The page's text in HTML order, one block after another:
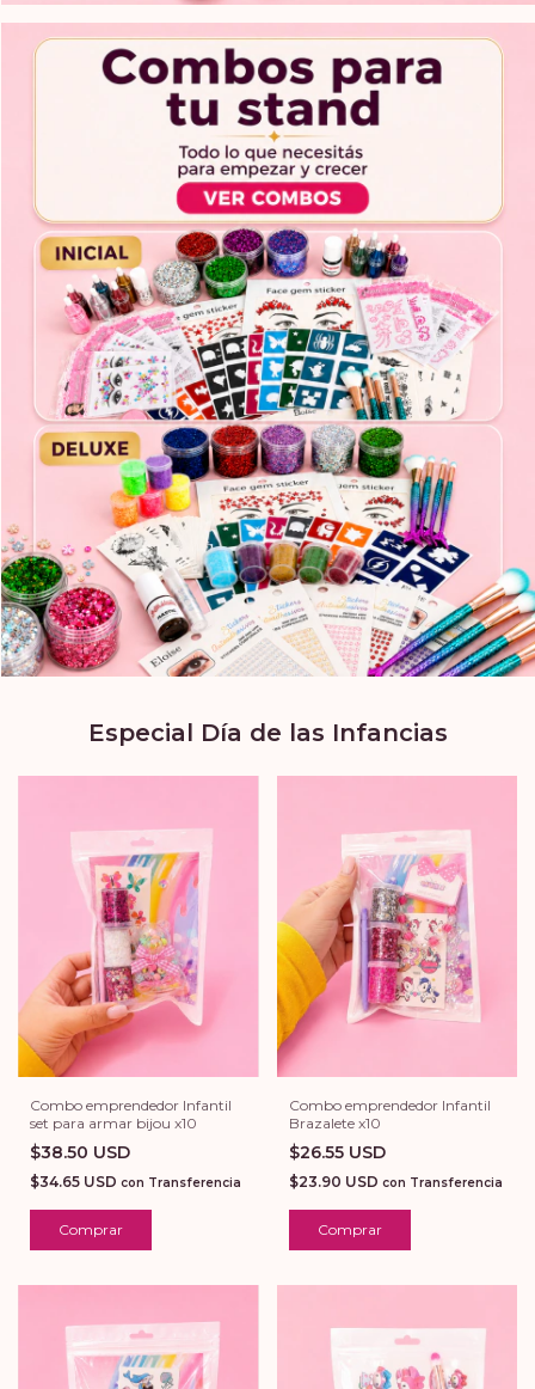
Especial Día de las Infancias
Combo emprendedor Infantil
set para armar bijou x10
$38.50 USD
$34.65 USD con Transferencia
Combo emprendedor Infantil
Brazalete x10
$26.55 USD
$23.90 USD con Transferencia